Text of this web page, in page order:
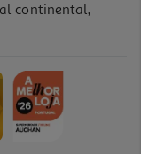
continental,